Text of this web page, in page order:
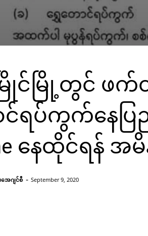
ြိုင်မြို့တွင် ဖက်
ရပ်ကွက်နေပြည်
နေထိုင်ရန်
ေဂျင်စီ - September 9, 2020